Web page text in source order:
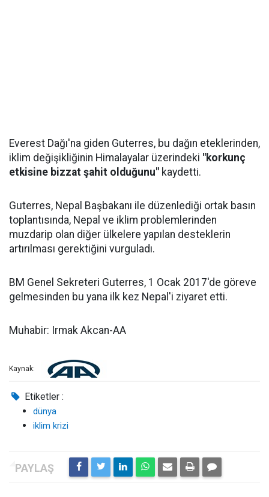
Everest Dağı'na giden Guterres, bu dağın eteklerinden,
iklim değişikliğinin Himalayalar üzerindeki "korkunç
etkisine bizzat şahit olduğunu" kaydetti.
Guterres, Nepal Başbakanı ile düzenlediği ortak basın
toplantısında, Nepal ve iklim problemlerinden
muzdarip olan diğer ülkelere yapılan desteklerin
artırılması gerektiğini vurguladı.
BM Genel Sekreteri Guterres, 1 Ocak 2017'de göreve
gelmesinden bu yana ilk kez Nepal'i ziyaret etti.
Muhabir: Irmak Akcan-AA
Kaynak:
Etiketler :
dünya
iklim krizi